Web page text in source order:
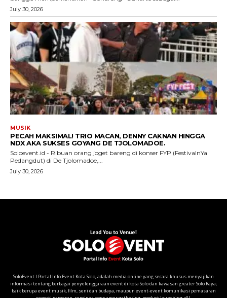
SoloEvent I Portal Info Event Kota Solo, adalah media online yang secara khusus menyajikan
informasi tentang berbagai penyelenggaraan event di kota Solo dan kawasan greater Solo Raya;
baik berupa event musik, film, seni dan budaya, maupun event-event komunikasi pemasaran